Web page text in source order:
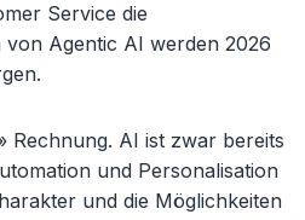
Service die
von Agentic AI werden 2026
Rechnung. AI ist zwar bereits
und Personalisation
und die Möglichkeiten